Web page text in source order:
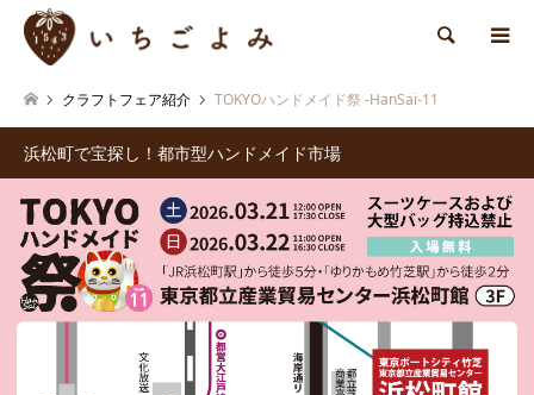
検索
クラフトフェア紹介 TOKYOハンドメイド祭 -HanSai-11
浜松町で宝探し！都市型ハンドメイド市場